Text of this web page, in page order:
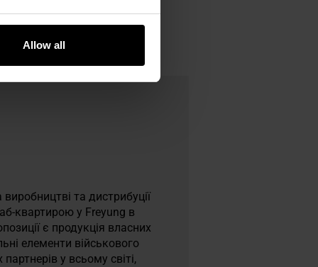
Allow all
та дистрибуції
квартирою у Freyung в
є продукція власних
елементи військового
у всьому світі,